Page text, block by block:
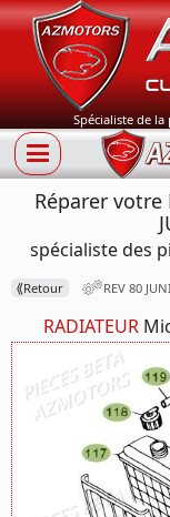
Spécialiste de
Réparer votre
spécialiste des
⟪Retour REV 80
RADIATEUR